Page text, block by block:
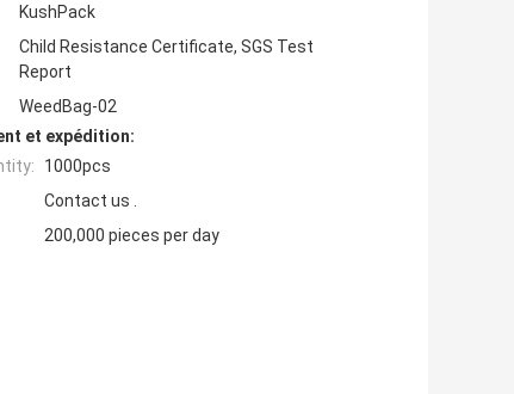
KushPack
Child Resistance Certificate, SGS Test
Report
WeedBag-02
et expédition:
1000pcs
Contact us .
200,000 pieces per day